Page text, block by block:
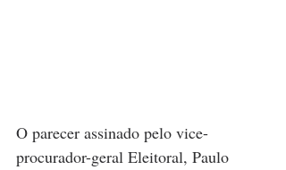
O parecer assinado pelo vice-
procurador-geral Eleitoral, Paulo